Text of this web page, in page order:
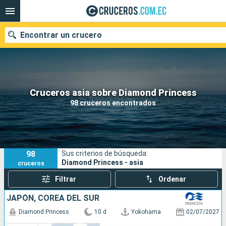
Cruceros asia sobre Diamond Princess
98 cruceros encontrados
Encontrar un crucero
Nuestros destinos
Fecha de salida
Puertos Compañías
Buscar
98
cruceros
Sus criterios de búsqueda:
Diamond Princess - asia
Filtrar Ordenar
JAPÓN, COREA DEL SUR
Diamond Princess 10 d Yokohama 02/07/2027